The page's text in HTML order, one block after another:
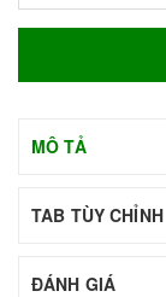
MÔ TẢ
TAB TÙY CHỈNH
ĐÁNH GIÁ